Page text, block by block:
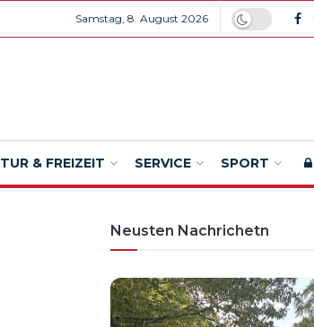
Samstag, 8. August 2026
& FREIZEIT SERVICE SPORT
Neusten Nachrichetn